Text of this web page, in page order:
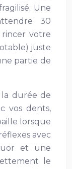
Une
30
votre
juste
partie de
durée de
vos dents,
lorsque
avec
et une
le